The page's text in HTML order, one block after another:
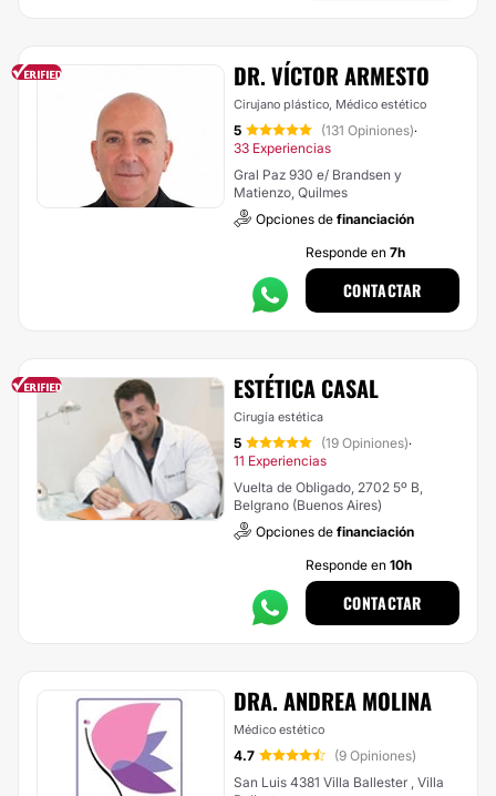
DR. VÍCTOR ARMESTO
Cirujano plástico, Médico estético
5 (131 Opiniones)·
33 Experiencias
Gral Paz 930 e/ Brandsen y
Matienzo, Quilmes
Opciones de financiación
Responde en 7h
CONTACTAR
ESTÉTICA CASAL
Cirugía estética
5 (19 Opiniones)·
11 Experiencias
Vuelta de Obligado, 2702 5º B,
Belgrano (Buenos Aires)
Opciones de financiación
Responde en 10h
CONTACTAR
DRA. ANDREA MOLINA
Médico estético
4.7
(9 Opiniones)
San Luis 4381 Villa Ballester , Villa